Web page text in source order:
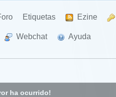
Etiquetas Ezine
Webchat Ayuda
ha ocurrido!